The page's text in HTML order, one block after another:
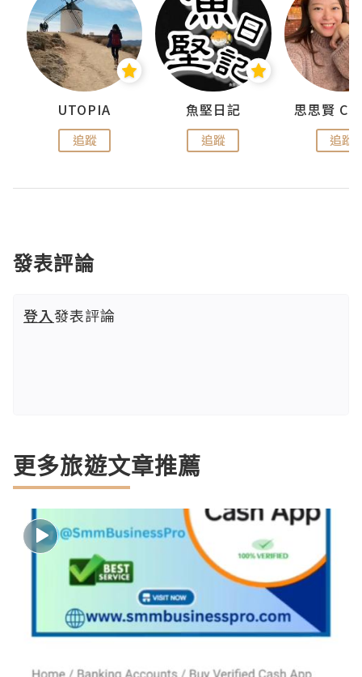
UTOPIA
追蹤
魚堅日記
追蹤 追蹤
發表評論
登入發表評論
更多旅遊文章推薦